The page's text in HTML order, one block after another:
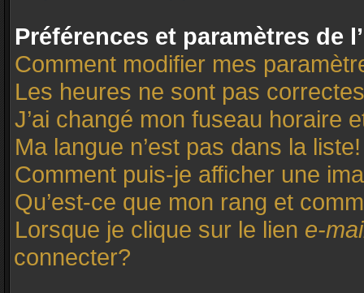
Préférences et paramètres de
Comment modifier mes
Les heures ne sont pas
J’ai changé mon fuseau horaire
Ma langue n’est pas dans la liste!
Comment puis-je afficher une
Qu’est-ce que mon rang et
Lorsque je clique sur le lien e-
connecter?